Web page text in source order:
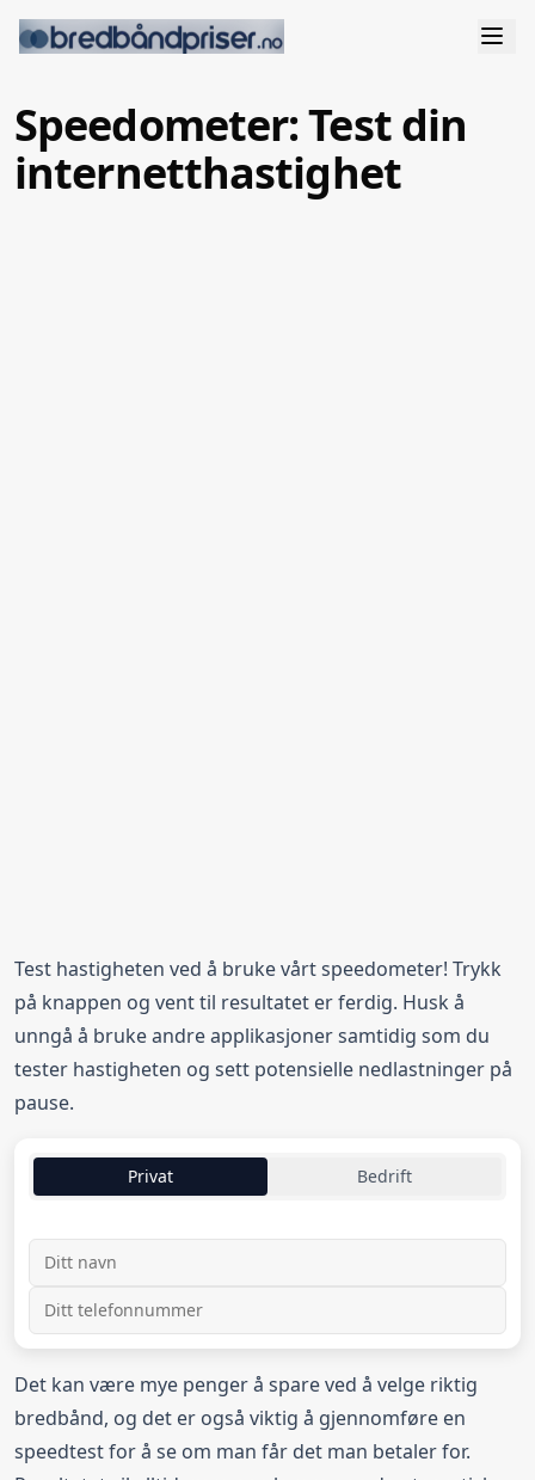
Speedometer: Test din
internetthastighet
Test hastigheten ved å bruke vårt speedometer! Trykk
på knappen og vent til resultatet er ferdig. Husk å
unngå å bruke andre applikasjoner samtidig som du
tester hastigheten og sett potensielle nedlastninger på
pause.
Privat Bedrift
Det kan være mye penger å spare ved å velge riktig
bredbånd, og det er også viktig å gjennomføre en
speedtest for å se om man får det man betaler for.